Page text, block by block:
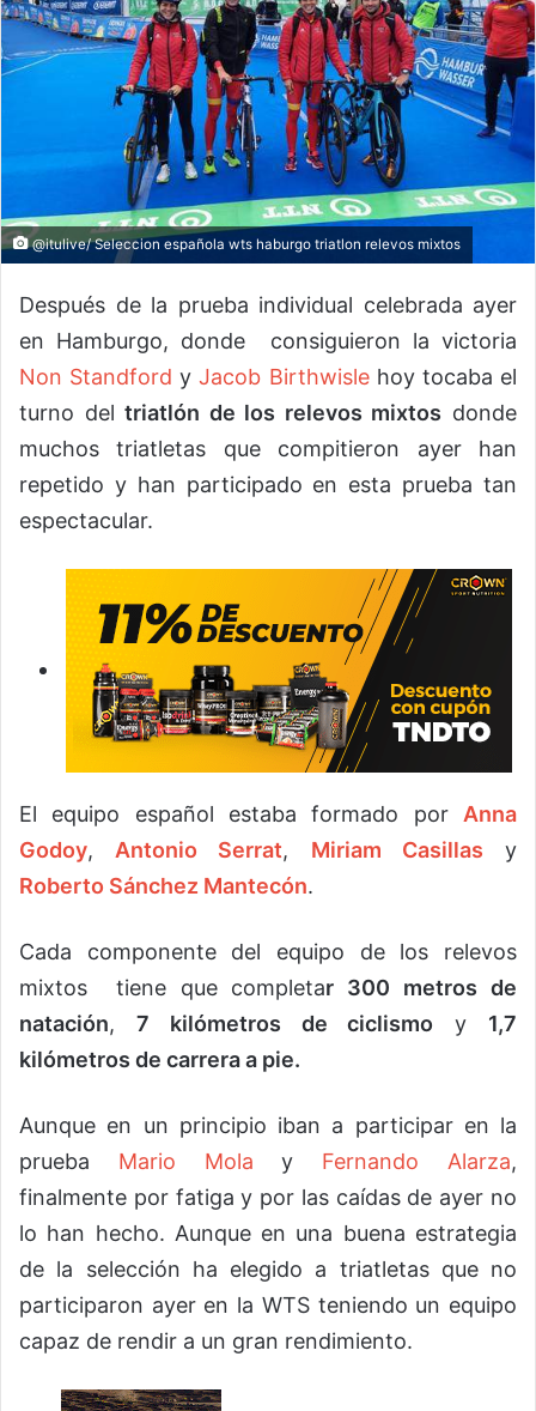
@itulive/ Seleccion española wts haburgo triatlon relevos mixtos
Después de la prueba individual celebrada ayer
en Hamburgo, donde consiguieron la victoria
Non Standford yJacob Birthwislehoy tocaba el
turno deltriatlón de los relevos mixtos donde
muchos triatletas que compitieron ayer han
repetido y han participado en esta prueba tan
espectacular.
El equipo español estaba formado por Anna
Godoy, Antonio Serrat, Miriam Casillas y
Roberto Sánchez Mantecón.
Cada componente del equipo de los relevos
mixtos tiene que completar 300 metros de
natación, 7 kilómetros de ciclismo y 1,7
kilómetros de carrera a pie.
Aunque en un principio iban a participar en la
prueba Mario Mola y Fernando Alarza,
finalmente por fatiga y por las caídas de ayer no
lo han hecho. Aunque en una buena estrategia
de la selección ha elegido a triatletas que no
participaron ayer en la WTS teniendo un equipo
capaz de rendir a un gran rendimiento.